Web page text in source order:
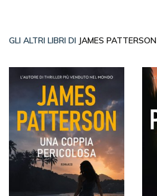
GLI ALTRI LIBRI DI JAMES PATTERSON